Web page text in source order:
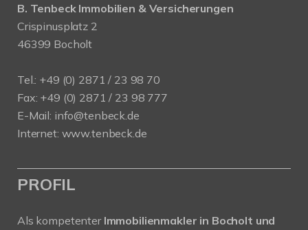
B. Tenbeck Immobilien & Versicherungen
Crispinusplatz 2
46399 Bocholt
Tel.: +49 (0) 2871 / 23 98 70
Fax: +49 (0) 2871 / 23 98 777
E-Mail: info@tenbeck.de
Internet: www.tenbeck.de
PROFIL
Als kompetenter Immobilienmakler in Bocholt und